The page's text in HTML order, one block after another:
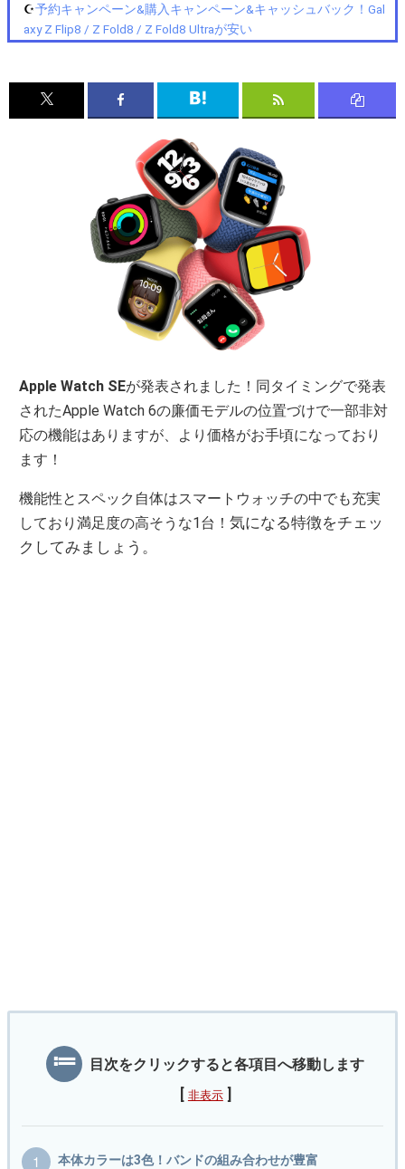
☪️予約キャンペーン&購入キャンペーン&キャッシュバック！Gal
axy Z Flip8 / Z Fold8 / Z Fold8 Ultraが安い
Apple Watch SEが発表されました！同タイミングで発表
されたApple Watch 6の廉価モデルの位置づけで一部非対
応の機能はありますが、より価格がお手頃になっており
ます！
機能性とスペック自体はスマートウォッチの中でも充実
しており満足度の高そうな1台！気になる特徴をチェッ
クしてみましょう。
目次をクリックすると各項目へ移動します
非表示
本体カラーは3色！バンドの組み合わせが豊富